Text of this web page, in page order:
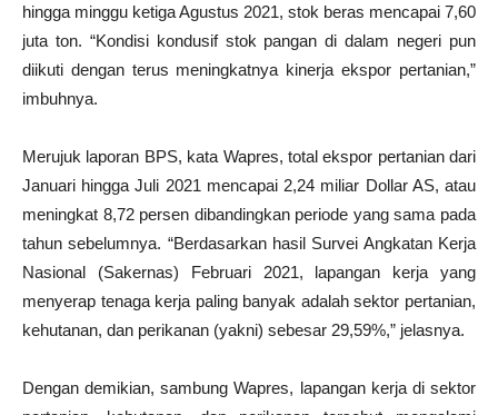
hingga minggu ketiga Agustus 2021, stok beras mencapai 7,60
juta ton. “Kondisi kondusif stok pangan di dalam negeri pun
diikuti dengan terus meningkatnya kinerja ekspor pertanian,”
imbuhnya.
Merujuk laporan BPS, kata Wapres, total ekspor pertanian dari
Januari hingga Juli 2021 mencapai 2,24 miliar Dollar AS, atau
meningkat 8,72 persen dibandingkan periode yang sama pada
tahun sebelumnya. “Berdasarkan hasil Survei Angkatan Kerja
Nasional (Sakernas) Februari 2021, lapangan kerja yang
menyerap tenaga kerja paling banyak adalah sektor pertanian,
kehutanan, dan perikanan (yakni) sebesar 29,59%,” jelasnya.
Dengan demikian, sambung Wapres, lapangan kerja di sektor